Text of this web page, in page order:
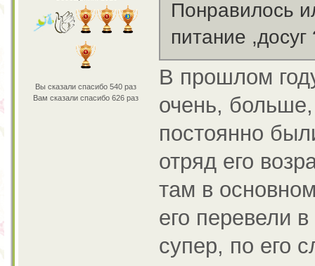
Вы сказали спасибо 540 раз
Вам сказали спасибо 626 раз
Понравилось
питание ,досуг
В прошлом
очень,
постоянно
отряд его
там в
его перевели
супер, по его